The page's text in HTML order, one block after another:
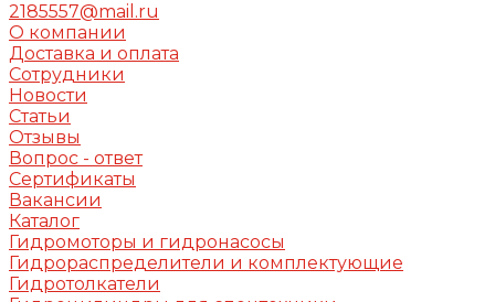
2185557@mail.ru
О компании
Доставка и оплата
Сотрудники
Новости
Статьи
Отзывы
Вопрос - ответ
Сертификаты
Вакансии
Каталог
Гидромоторы и гидронасосы
Гидрораспределители и комплектующие
Гидротолкатели